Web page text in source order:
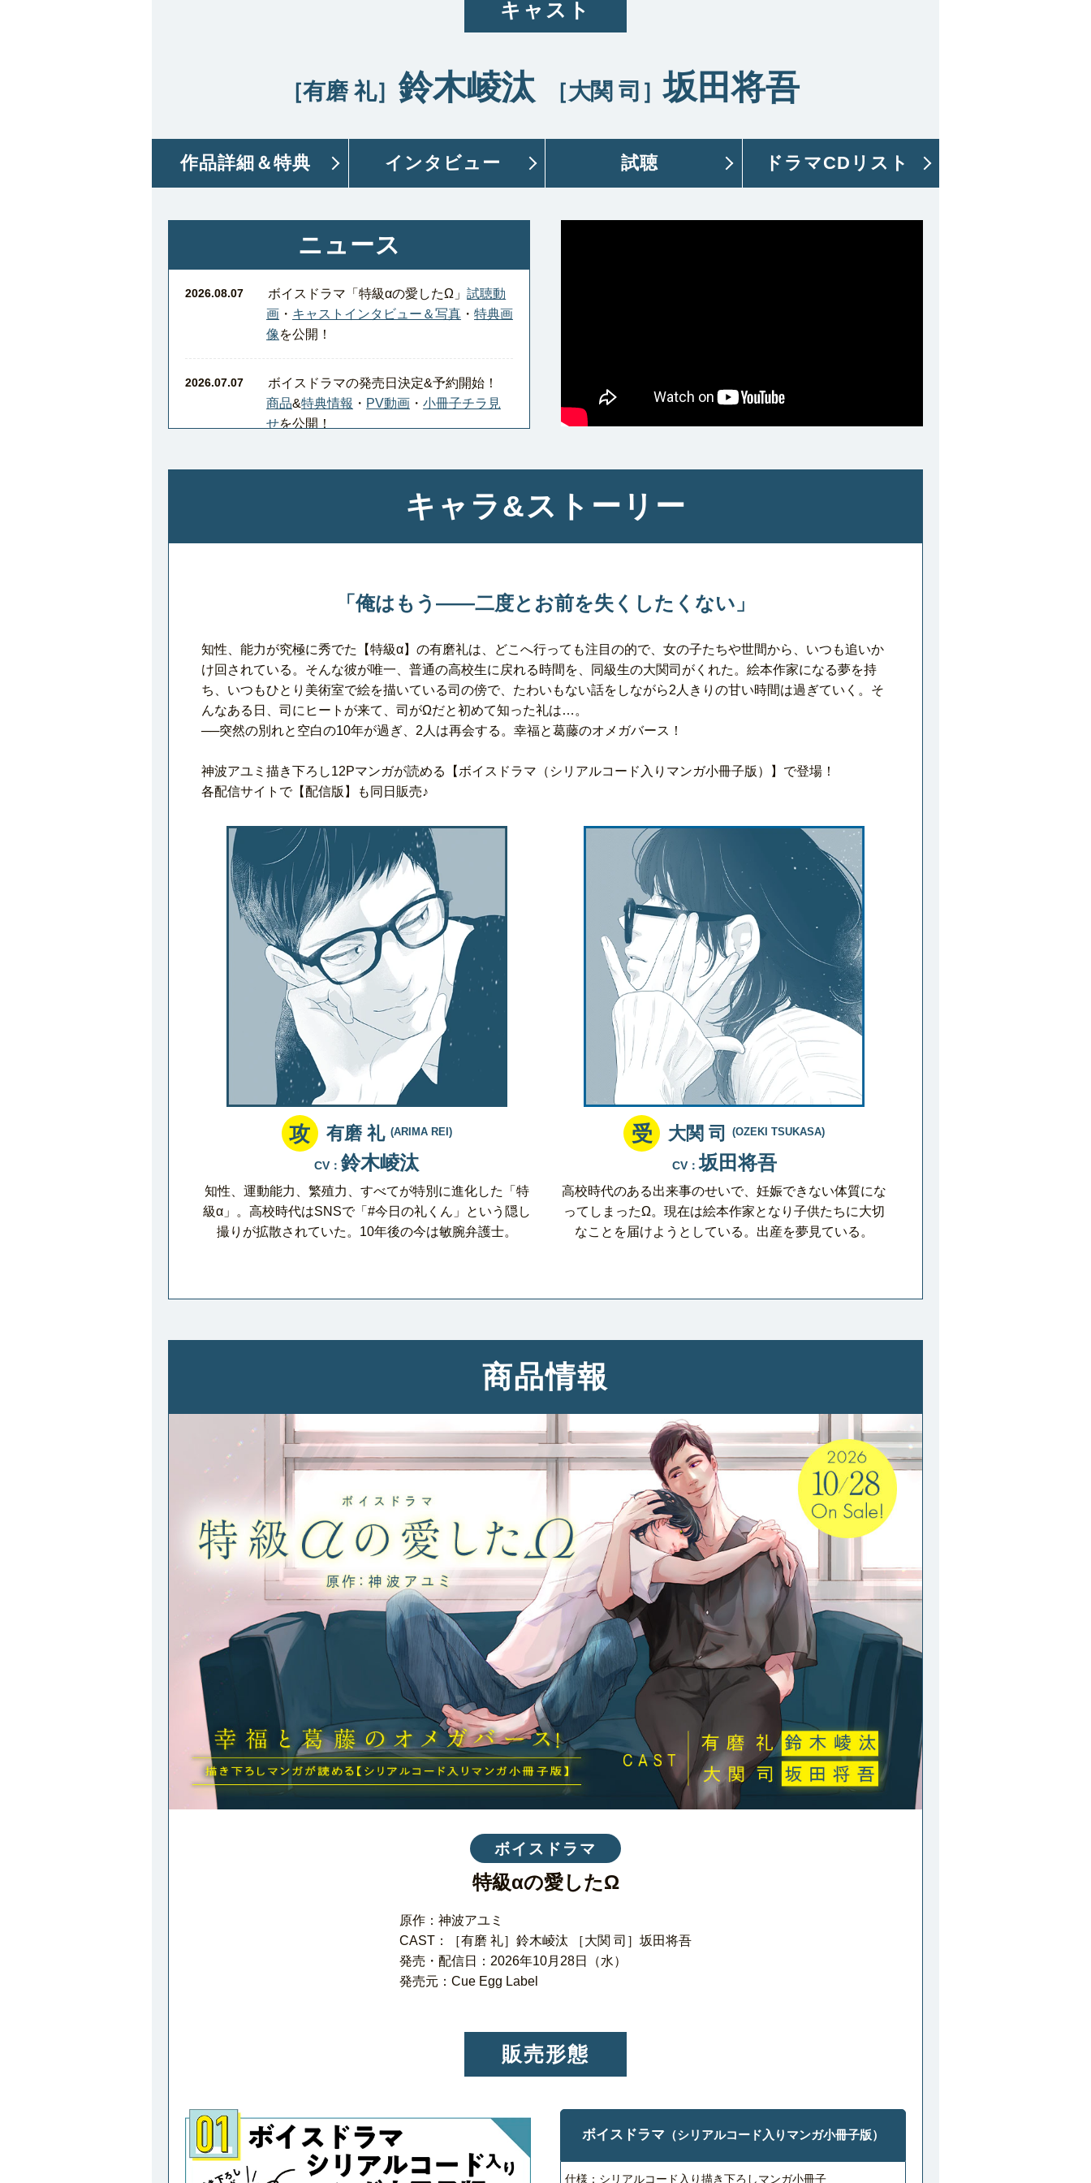
キャスト
［有磨 礼］鈴木崚汰 ［大関 司］坂田将吾
作品詳細 ＆特典 インタビュー 試聴 ドラマCD リスト
ニュース
2026.08.07 ボイスドラマ「特級αの愛したΩ」試聴動
画 ・ キャストインタビュー＆写真 ・ 特典画
像を公開！
2026.07.07
ボイスドラマの発売日決定&予約開始！
商品&特典情報 ・ PV動画 ・ 小冊子チラ見
せを公開！
キャラ&ストーリー
「俺はもう――二度とお前を失くしたくない」
知性、能力が究極に秀でた【特級α】の有磨礼は、どこへ行っても注目の的で、女の子たちや世間から、いつも追いか
け回されている。そんな彼が唯一、普通の高校生に戻れる時間を、同級生の大関司がくれた。絵本作家になる夢を持
ち、いつもひとり美術室で絵を描いている司の傍で、たわいもない話をしながら2人きりの甘い時間は過ぎていく。そ
んなある日、司にヒートが来て、司がΩだと初めて知った礼は…。
──突然の別れと空白の10年が過ぎ、2人は再会する。幸福と葛藤のオメガバース！
神波アユミ描き下ろし12Pマンガが読める【ボイスドラマ（シリアルコード入りマンガ小冊子版）】で登場！
各配信サイトで【配信版】も同日販売♪
攻 有磨 礼 (ARIMA REI)
CV：鈴木崚汰
知性、運動能力、繁殖力、すべてが特別に進化した「特
級α」。高校時代はSNSで「#今日の礼くん」という隠し
撮りが拡散されていた。10年後の今は敏腕弁護士。
受 大関 司 (OZEKI TSUKASA)
CV：坂田将吾
高校時代のある出来事のせいで、妊娠できない体質にな
ってしまったΩ。現在は絵本作家となり子供たちに大切
なことを届けようとしている。出産を夢見ている。
商品情報
ボイスドラマ
特級αの愛したΩ
原作：神波アユミ
CAST：［有磨 礼］鈴木崚汰 ［大関 司］坂田将吾
発売・配信日：2026年10月28日（水）
発売元：Cue Egg Label
販売形態
ボイスドラマ（シリアルコード入りマンガ小冊子版）
仕様：シリアルコード入り描き下ろしマンガ小冊子